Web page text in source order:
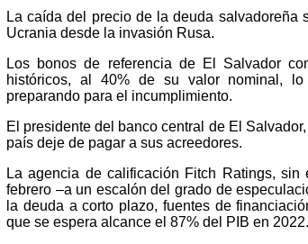
La caída del precio de la deuda
Ucrania desde la invasión Rusa.
Los bonos de referencia de El Salvador
históricos, al 40% de su valor nominal,
preparando para el incumplimiento.
El presidente del banco central de El
país deje de pagar a sus acreedores.
La agencia de calificación Fitch Ratings,
febrero –a un escalón del grado de
la deuda a corto plazo, fuentes de
que se espera alcance el 87% del PIB en 2022.